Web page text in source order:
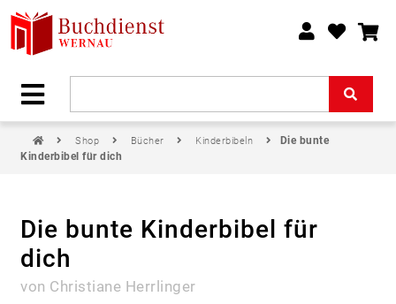
Shop Bücher Kinderbibeln
Die bunte
Kinderbibel für dich
Die bunte Kinderbibel für
dich
von Christiane Herrlinger